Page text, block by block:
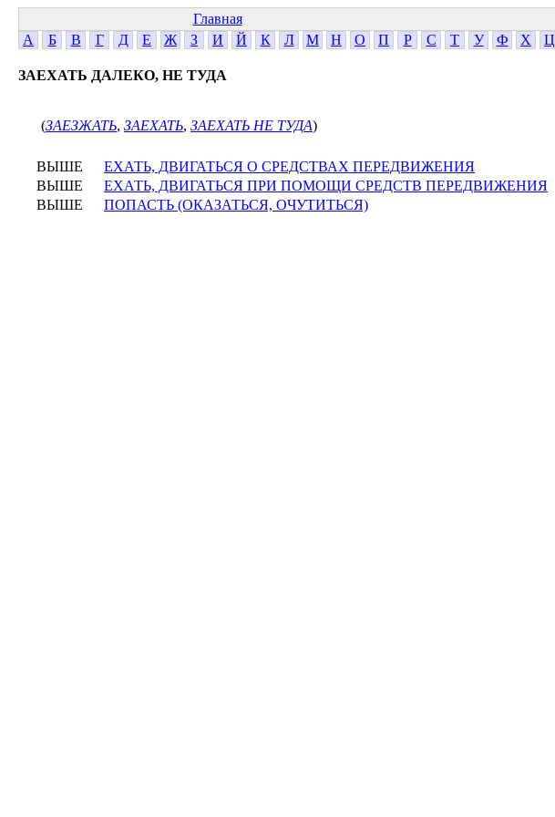
Главная
А
Б В Г Д Е Ж З И Й К Л М Н О П Р С Т У Ф Х Ц
ЗАЕХАТЬ ДАЛЕКО, НЕ ТУДА
(ЗАЕЗЖАТЬ, ЗАЕХАТЬ, ЗАЕХАТЬ НЕ ТУДА)
ВЫШЕ
ЕХАТЬ, ДВИГАТЬСЯ О СРЕДСТВАХ ПЕРЕДВИЖЕНИЯ
ВЫШЕ
ЕХАТЬ, ДВИГАТЬСЯ ПРИ ПОМОЩИ СРЕДСТВ ПЕРЕДВИЖЕНИЯ
ВЫШЕ
ПОПАСТЬ (ОКАЗАТЬСЯ, ОЧУТИТЬСЯ)